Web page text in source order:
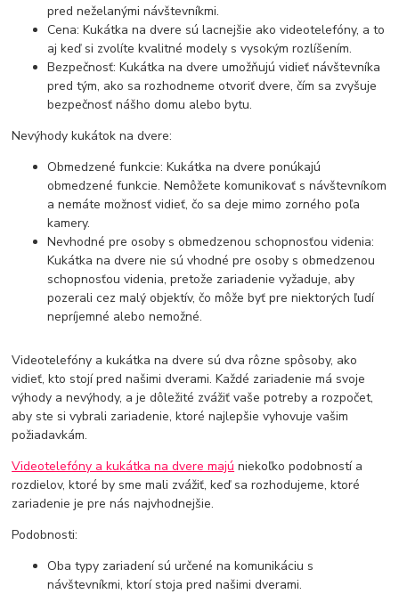
pred neželanými návštevníkmi.
Cena: Kukátka na dvere sú lacnejšie ako videotelefóny, a to
aj keď si zvolíte kvalitné modely s vysokým rozlíšením.
Bezpečnosť: Kukátka na dvere umožňujú vidieť návštevníka
pred tým, ako sa rozhodneme otvoriť dvere, čím sa zvyšuje
bezpečnosť nášho domu alebo bytu.
Nevýhody kukátok na dvere:
Obmedzené funkcie: Kukátka na dvere ponúkajú
obmedzené funkcie. Nemôžete komunikovať s návštevníkom
a nemáte možnosť vidieť, čo sa deje mimo zorného poľa
kamery.
Nevhodné pre osoby s obmedzenou schopnosťou videnia:
Kukátka na dvere nie sú vhodné pre osoby s obmedzenou
schopnosťou videnia, pretože zariadenie vyžaduje, aby
pozerali cez malý objektív, čo môže byť pre niektorých ľudí
nepríjemné alebo nemožné.
Videotelefóny a kukátka na dvere sú dva rôzne spôsoby, ako
vidieť, kto stojí pred našimi dverami. Každé zariadenie má svoje
výhody a nevýhody, a je dôležité zvážiť vaše potreby a rozpočet,
aby ste si vybrali zariadenie, ktoré najlepšie vyhovuje vašim
požiadavkám.
Videotelefóny a kukátka na dvere majú niekoľko podobností a
rozdielov, ktoré by sme mali zvážiť, keď sa rozhodujeme, ktoré
zariadenie je pre nás najvhodnejšie.
Podobnosti:
Oba typy zariadení sú určené na komunikáciu s
návštevníkmi, ktorí stoja pred našimi dverami.